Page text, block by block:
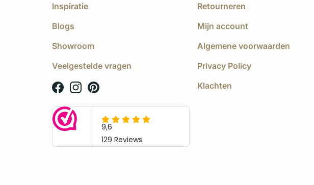
Inspiratie
Blogs
Showroom
Veelgestelde vragen
Retourneren
Mijn account
Algemene voorwaarden
Privacy Policy
Klachten